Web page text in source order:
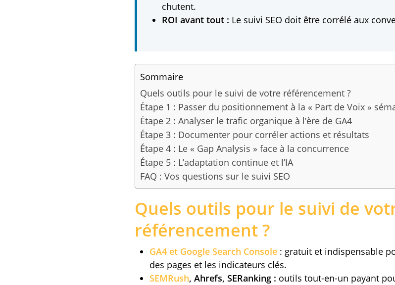
chutent.
ROI avant tout : Le suivi SEO doit être corrélé aux
Sommaire
Quels outils pour le suivi de votre référencement ?
Étape 1 : Passer du positionnement à la « Part de Voix »
Étape 2 : Analyser le trafic organique à l’ère de GA4
Étape 3 : Documenter pour corréler actions et résultats
Étape 4 : Le « Gap Analysis » face à la concurrence
Étape 5 : L’adaptation continue et l’IA
FAQ : Vos questions sur le suivi SEO
Quels outils pour le suivi de
référencement ?
GA4 et Google Search Console : gratuit et indispensable
des pages et les indicateurs clés.
SEMRush, Ahrefs, SERanking : outils tout-en-un payant